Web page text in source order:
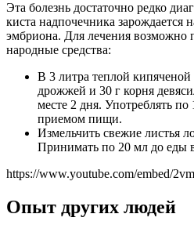
Эта болезнь достаточно редко
киста надпочечника зарождается
эмбриона. Для лечения возможно
народные средства:
В 3 литра теплой
дрожжей и 30 г корня
месте 2 дня. Употреблять
приемом пищи.
Измельчить свежие листья
Принимать по 20 мл до еды
https://www.youtube.com/embed/
Опыт других людей